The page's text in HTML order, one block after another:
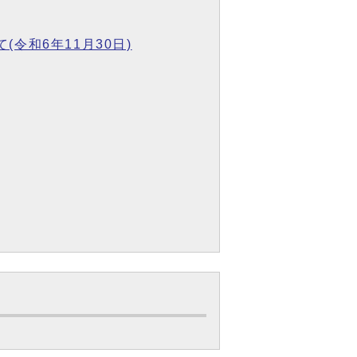
(令和6年11月30日)